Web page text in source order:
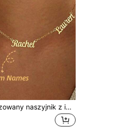
Personalizowany naszyjnik z imieniem, personalizowany naszyjnik z wieloma imionami, naszyjnik z zawieszką z imieniem 1-4 liter, modny damski naszyjnik z imieniem, biżuteria ze stali nierdzewnej, biżuteria letnia, prezent na Dzień Matki, prezent na Ramadan, prezent akcesorium plażowe